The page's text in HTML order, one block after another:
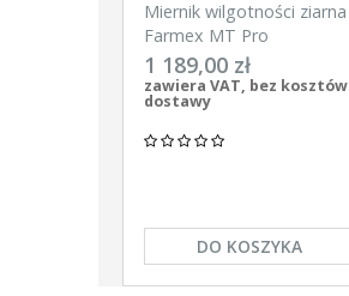
Miernik wilgotności ziarna
Farmex MT Pro
1 189,00 zł
zawiera VAT, bez kosztów
dostawy
DO KOSZYKA